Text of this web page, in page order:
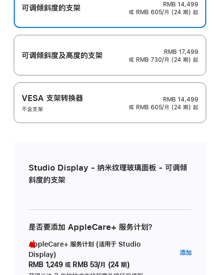
可调倾斜度的支架
RMB 14,499
或 RMB 605/月 (24 期) 起
可调倾斜度及高‍度的支‍架
RMB 17,499
或 RMB 730/月 (24 期) 起
VESA 支架转换器
不含支架
RMB 14,499
或 RMB 605/月 (24 期) 起
Studio Display - 纳米纹理玻璃面板 - 可调倾
斜度的支架
是否要添加 AppleCare+ 服务计划？
AppleCare+ 服务计划 (适用于 Studio
Display)
RMB 1,249 或 RMB 53/月 (24 期)
添加